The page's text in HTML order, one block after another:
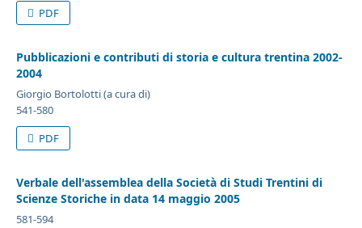
PDF
Pubblicazioni e contributi di storia e cultura trentina 2002-
2004
Giorgio Bortolotti (a cura di)
541-580
PDF
Verbale dell'assemblea della Società di Studi Trentini di
Scienze Storiche in data 14 maggio 2005
581-594